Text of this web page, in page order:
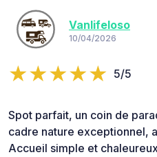
Vanlifeloso
10/04/2026
5/5
Spot parfait, un coin de
cadre nature exceptionnel,
Accueil simple et